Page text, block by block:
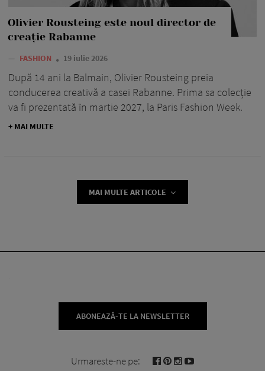
Olivier Rousteing este noul director de
creație Rabanne
— FASHION 19 iulie 2026
După 14 ani la Balmain, Olivier Rousteing preia
conducerea creativă a casei Rabanne. Prima sa colecție
va fi prezentată în martie 2027, la Paris Fashion Week.
+ MAI MULTE
MAI MULTE ARTICOLE
ABONEAZĂ-TE LA NEWSLETTER
Urmareste-ne pe: